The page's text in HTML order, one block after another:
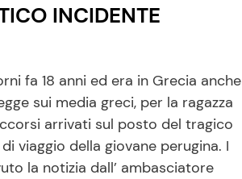
INCIDENTE
fa 18 anni ed era in Grecia anche
sui media greci, per la ragazza
arrivati sul posto del tragico
viaggio della giovane perugina. I
la notizia dall’ ambasciatore